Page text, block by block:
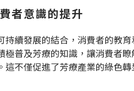
者意識的提升
持續發展的結合，消費者的教
極普及芳療的知識，讓消費者
這不僅促進了芳療產業的綠色